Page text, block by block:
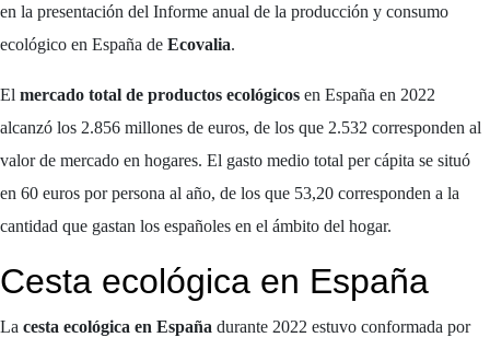
en la presentación del Informe anual de la producción y consumo
ecológico en España de Ecovalia.
El mercado total de productos ecológicos en España en 2022
alcanzó los 2.856 millones de euros, de los que 2.532 corresponden al
valor de mercado en hogares. El gasto medio total per cápita se situó
en 60 euros por persona al año, de los que 53,20 corresponden a la
cantidad que gastan los españoles en el ámbito del hogar.
Cesta ecológica en España
La cesta ecológica en España durante 2022 estuvo conformada por